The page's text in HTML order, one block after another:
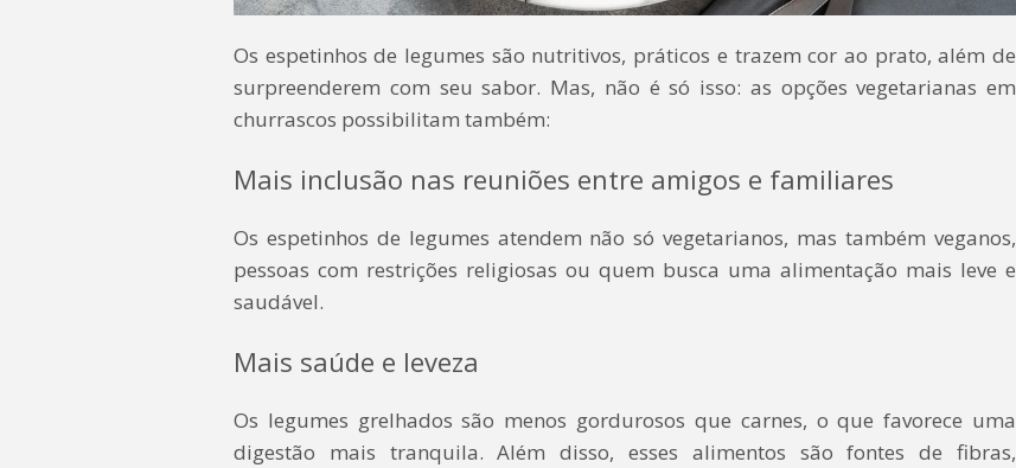
Os espetinhos de legumes são nutritivos, práticos e trazem cor ao prato, além de
surpreenderem com seu sabor. Mas, não é só isso: as opções vegetarianas em
churrascos possibilitam também:
Mais inclusão nas reuniões entre amigos e familiares
Os espetinhos de legumes atendem não só vegetarianos, mas também veganos,
pessoas com restrições religiosas ou quem busca uma alimentação mais leve e
saudável.
Mais saúde e leveza
Os legumes grelhados são menos gordurosos que carnes, o que favorece uma
digestão mais tranquila. Além disso, esses alimentos são fontes de fibras,